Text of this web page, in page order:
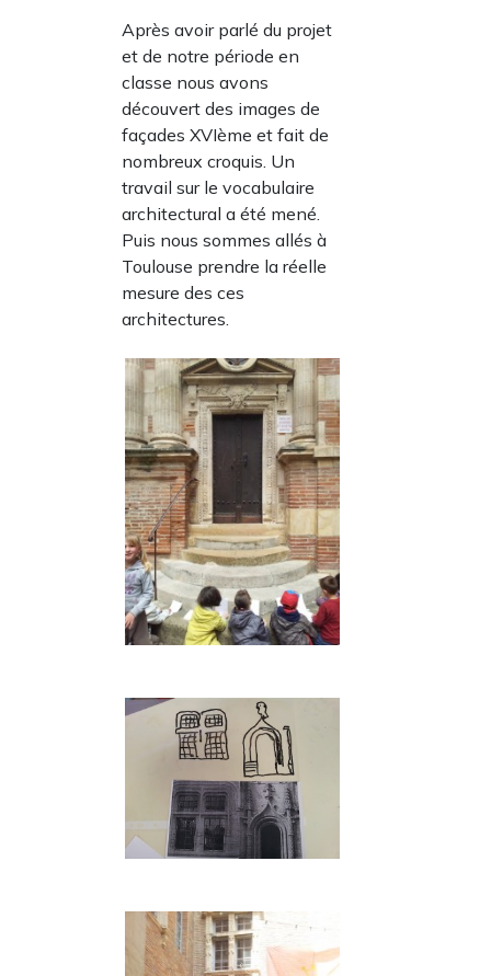
Après avoir parlé du projet
et de notre période en
classe nous avons
découvert des images de
façades XVIème et fait de
nombreux croquis. Un
travail sur le vocabulaire
architectural a été mené.
Puis nous sommes allés à
Toulouse prendre la réelle
mesure des ces
architectures.